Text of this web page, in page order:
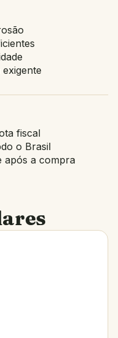
fiscal
o Brasil
após a compra